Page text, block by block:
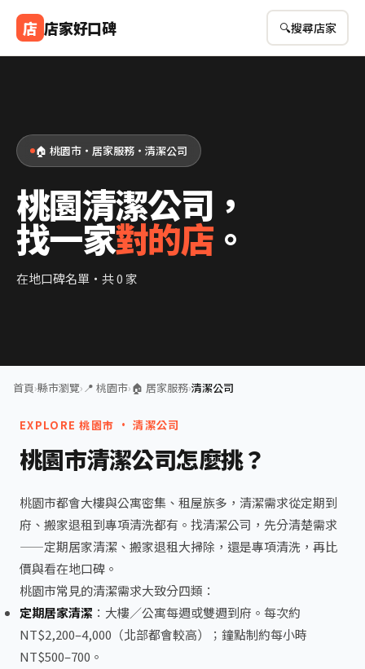
店 店家好口碑 🔍搜尋店家
🏠 桃園市・居家服務・清潔公司
桃園清潔公司，
找一家對的店。
在地口碑名單・共 0 家
首頁›縣市瀏覽›📍 桃園市›🏠 居家服務›清潔公司
EXPLORE 桃園市 · 清潔公司
桃園市清潔公司怎麼挑？
桃園市都會大樓與公寓密集、租屋族多，清潔需求從定期到
府、搬家退租到專項清洗都有。找清潔公司，先分清楚需求
——定期居家清潔、搬家退租大掃除，還是專項清洗，再比
價與看在地口碑。
桃園市常見的清潔需求大致分四類：
定期居家清潔 ：大樓／公寓每週或雙週到府。每次約
NT$2,200–4,000（北部都會較高）；鐘點制約每小時
NT$500–700。